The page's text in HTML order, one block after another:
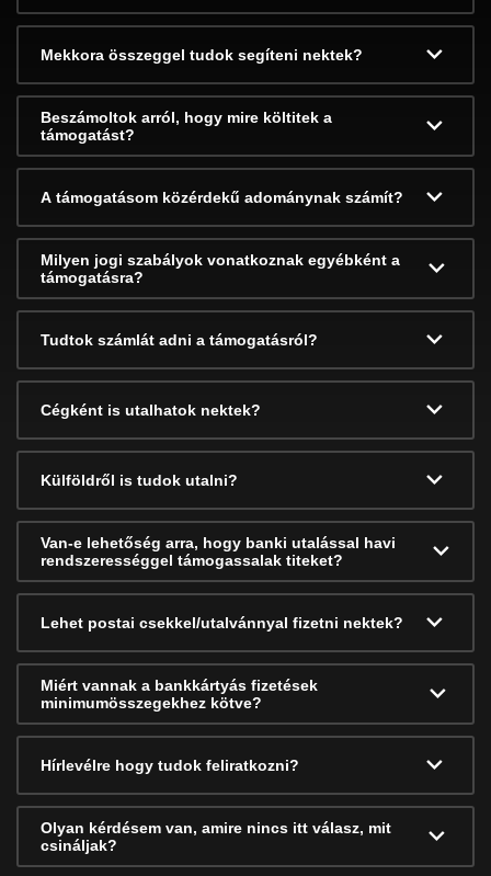
Mekkora összeggel tudok segíteni nektek?
Beszámoltok arról, hogy mire költitek a
támogatást?
A támogatásom közérdekű adománynak számít?
Milyen jogi szabályok vonatkoznak egyébként a
támogatásra?
Tudtok számlát adni a támogatásról?
Cégként is utalhatok nektek?
Külföldről is tudok utalni?
Van-e lehetőség arra, hogy banki utalással havi
rendszerességgel támogassalak titeket?
Lehet postai csekkel/utalvánnyal fizetni nektek?
Miért vannak a bankkártyás fizetések
minimumösszegekhez kötve?
Hírlevélre hogy tudok feliratkozni?
Olyan kérdésem van, amire nincs itt válasz, mit
csináljak?